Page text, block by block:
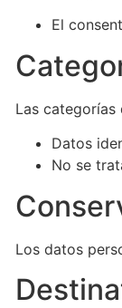
El
Las categorías
Datos
No se
Los datos